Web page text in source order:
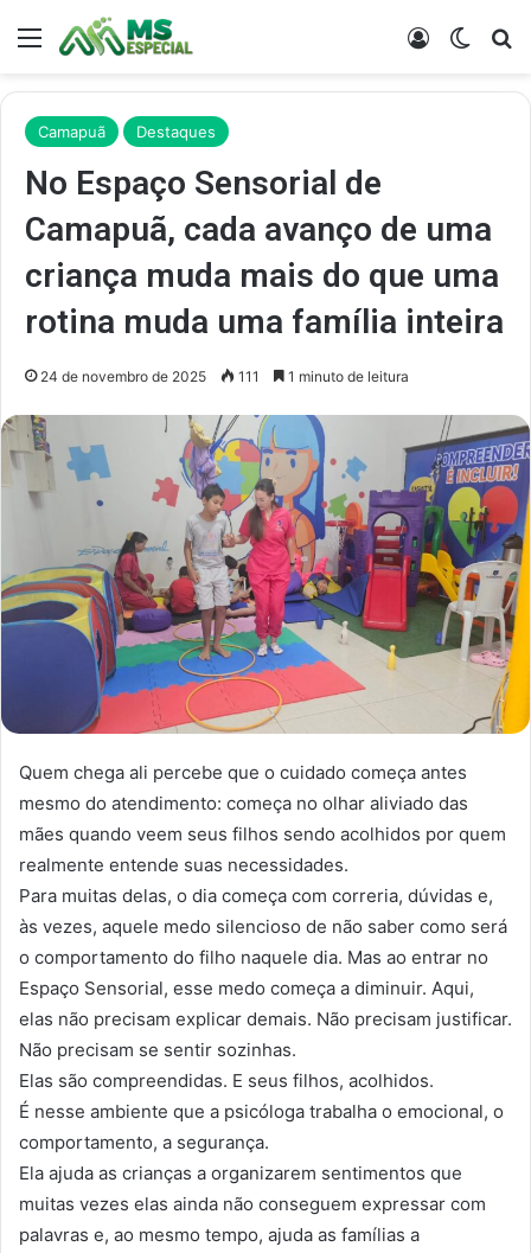
Menu Entrar
Camapuã Destaques
No Espaço Sensorial de
Camapuã, cada avanço de uma
criança muda mais do que uma
rotina muda uma família inteira
24 de novembro de 2025 111 1 minuto de leitura
Quem chega ali percebe que o cuidado começa antes
mesmo do atendimento: começa no olhar aliviado das
mães quando veem seus filhos sendo acolhidos por quem
realmente entende suas necessidades.
Para muitas delas, o dia começa com correria, dúvidas e,
às vezes, aquele medo silencioso de não saber como será
o comportamento do filho naquele dia. Mas ao entrar no
Espaço Sensorial, esse medo começa a diminuir. Aqui,
elas não precisam explicar demais. Não precisam justificar.
Não precisam se sentir sozinhas.
Elas são compreendidas. E seus filhos, acolhidos.
É nesse ambiente que a psicóloga trabalha o emocional, o
comportamento, a segurança.
Ela ajuda as crianças a organizarem sentimentos que
muitas vezes elas ainda não conseguem expressar com
palavras e, ao mesmo tempo, ajuda as famílias a